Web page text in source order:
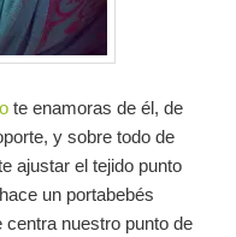
te enamoras de él, de
y sobre todo de
ajustar el tejido punto
un portabebés
nuestro punto de